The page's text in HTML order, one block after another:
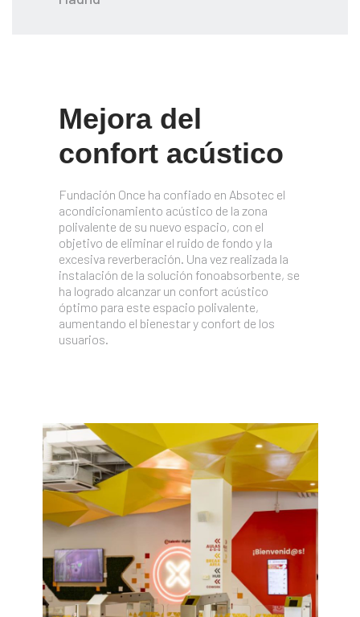
Mejora del
confort acústico
Fundación Once ha confiado en Absotec el
acondicionamiento acústico de la zona
polivalente de su nuevo espacio, con el
objetivo de eliminar el ruido de fondo y la
excesiva reverberación. Una vez realizada la
instalación de la solución fonoabsorbente, se
ha logrado alcanzar un confort acústico
óptimo para este espacio polivalente,
aumentando el bienestar y confort de los
usuarios.